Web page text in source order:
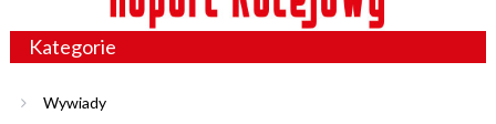
Kategorie
Wywiady